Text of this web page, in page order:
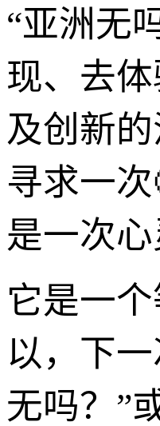
“亚洲无
现、去
及创新
寻求一
是一次
它是一
以，下
无吗？”